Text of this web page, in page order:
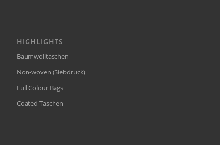
HIGHLIGHTS
Baumwolltaschen
Non-woven (Siebdruck)
Full Colour Bags
Coated Taschen